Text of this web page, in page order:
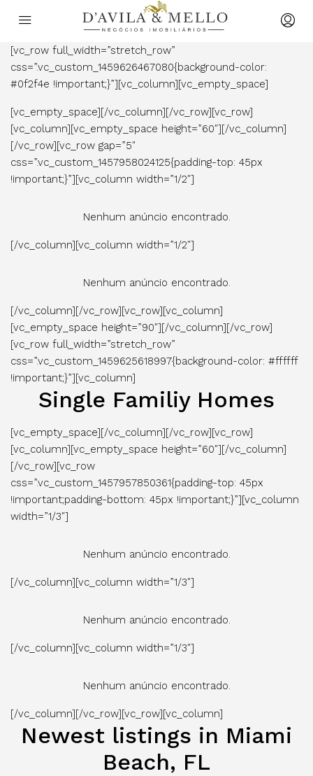
[vc_row full_width=”stretch_row”
css=”.vc_custom_1459626467080{background-color:
#0f2f4e !important;}”][vc_column][vc_empty_space]
[vc_empty_space][/vc_column][/vc_row][vc_row]
[vc_column][vc_empty_space height=”60″][/vc_column]
[/vc_row][vc_row gap=”5″
css=”.vc_custom_1457958024125{padding-top: 45px
!important;}”][vc_column width=”1/2″]
Nenhum anúncio encontrado.
[/vc_column][vc_column width=”1/2″]
Nenhum anúncio encontrado.
[/vc_column][/vc_row][vc_row][vc_column]
[vc_empty_space height=”90″][/vc_column][/vc_row]
[vc_row full_width=”stretch_row”
css=”.vc_custom_1459625618997{background-color: #ffffff
!important;}”][vc_column]
Single Familiy Homes
[vc_empty_space][/vc_column][/vc_row][vc_row]
[vc_column][vc_empty_space height=”60″][/vc_column]
[/vc_row][vc_row
css=”.vc_custom_1457957850361{padding-top: 45px
!important;padding-bottom: 45px !important;}”][vc_column
width=”1/3″]
Nenhum anúncio encontrado.
[/vc_column][vc_column width=”1/3″]
Nenhum anúncio encontrado.
[/vc_column][vc_column width=”1/3″]
Nenhum anúncio encontrado.
[/vc_column][/vc_row][vc_row][vc_column]
Newest listings in Miami
Beach, FL